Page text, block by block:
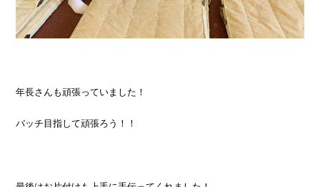
年長さんも頑張っていました！
バッチ目指して頑張ろう！！